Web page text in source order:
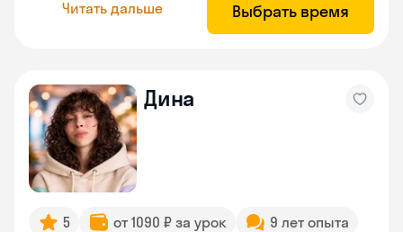
Читать дальше Выбрать время
Дина
5 от 1090 ₽ за урок
9 лет опыта